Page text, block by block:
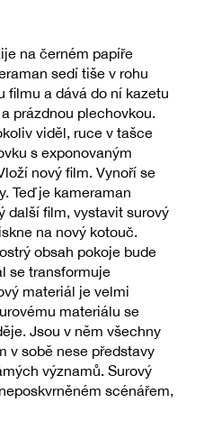
na černém papíře
sedí tiše v rohu
filmu a dává do ní kazetu
prázdnou plechovkou.
viděl, ruce v tašce
s exponovaným
nový film. Vynoří se
Teď je kameraman
další film, vystavit surový
na nový kotouč.
obsah pokoje bude
se transformuje
materiál je velmi
materiálu se
Jsou v něm všechny
v sobě nese představy
významů. Surový
scénářem,